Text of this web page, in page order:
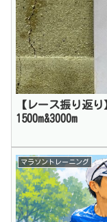
【レース振り返
1500m&3000m
マラソントレーニング